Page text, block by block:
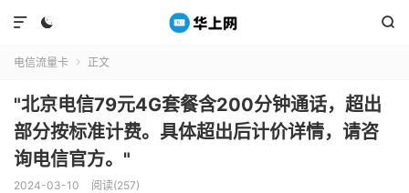
 

电信流量卡  正文
"北京电信79元4G套餐含200分钟通话，超出
部分按标准计费。具体超出后计价详情，请咨
询电信官方。"
2024-03-10 阅读(257)